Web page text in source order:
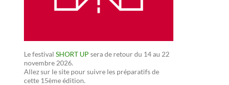
Le festival SHORT UP sera de retour du 14 au 22
novembre 2026.
Allez sur le site pour suivre les préparatifs de
cette 15ème édition.